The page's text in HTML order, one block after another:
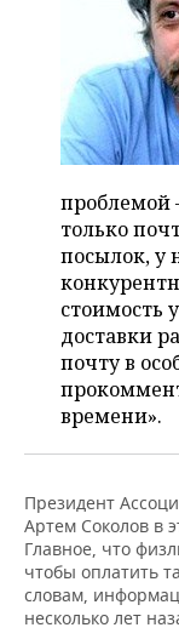
проблемой
только
посылок, у
стоимость
доставки
почту в
времени».
Президент
Артем Соколов в
Главное, что
чтобы оплатить
словам,
несколько лет